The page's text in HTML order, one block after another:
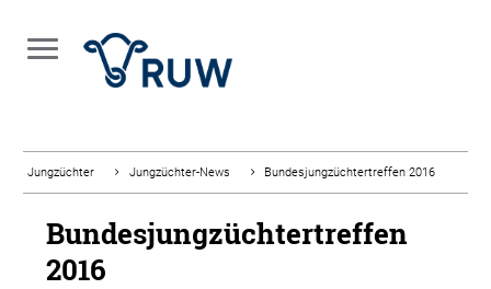
Jungzüchter Jungzüchter-News Bundesjungzüchtertreffen 2016
Bundesjungzüchtertreffen
2016